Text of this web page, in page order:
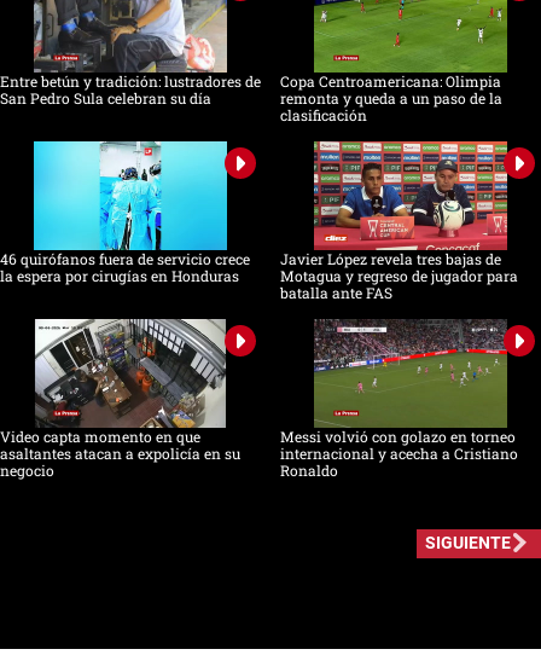
Entre betún y tradición: lustradores de
San Pedro Sula celebran su día
Copa Centroamericana: Olimpia
remonta y queda a un paso de la
clasificación
46 quirófanos fuera de servicio crece
la espera por cirugías en Honduras
Javier López revela tres bajas de
Motagua y regreso de jugador para
batalla ante FAS
Video capta momento en que
asaltantes atacan a expolicía en su
negocio
Messi volvió con golazo en torneo
internacional y acecha a Cristiano
Ronaldo
SIGUIENTE